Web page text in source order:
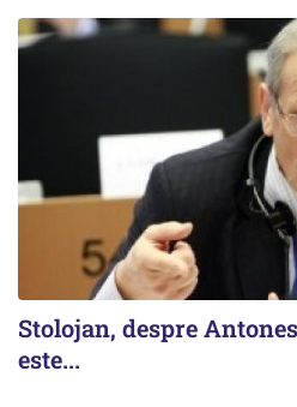
Stolojan, despre
este...